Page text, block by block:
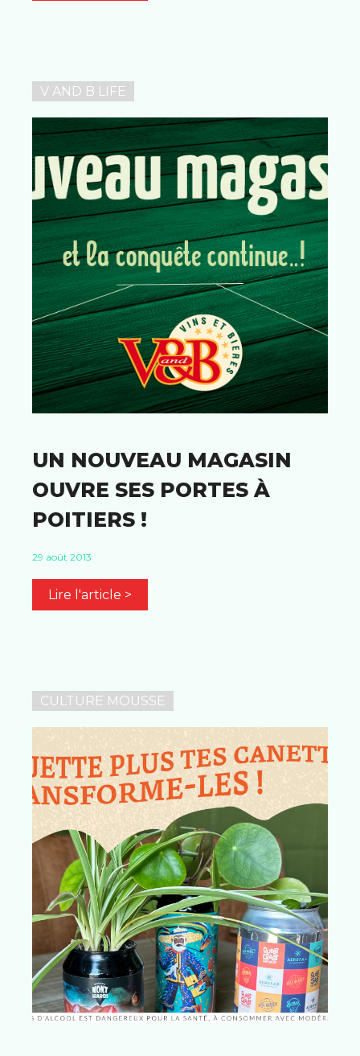
V AND B LIFE
UN NOUVEAU MAGASIN
OUVRE SES PORTES À
POITIERS !
29 août 2013
Lire l'article >
CULTURE MOUSSE